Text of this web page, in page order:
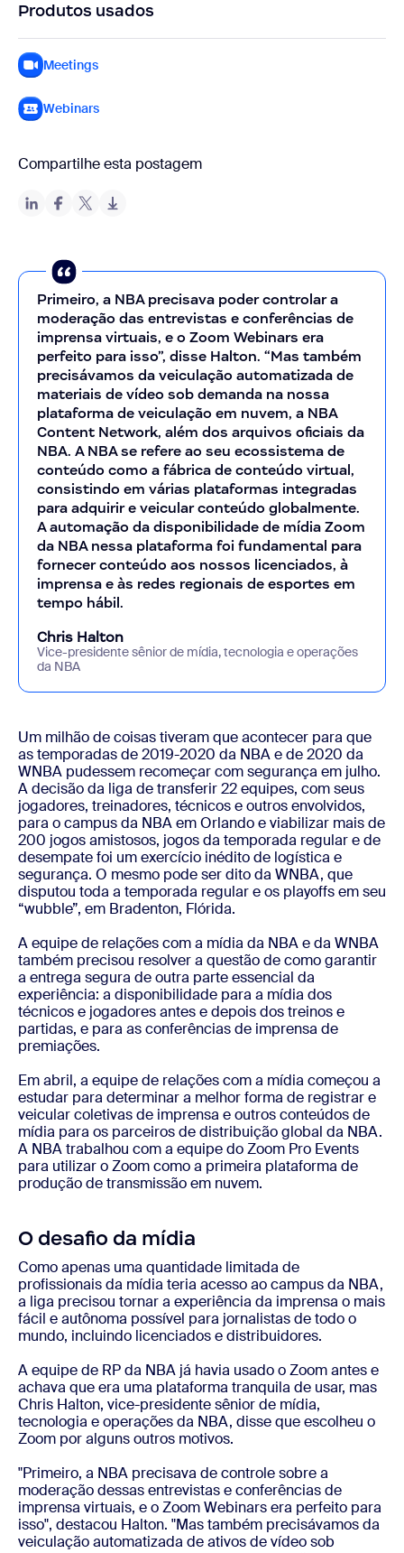
Produtos usados
Meetings
Webinars
Compartilhe esta postagem
Primeiro, a NBA precisava poder controlar a
moderação das entrevistas e conferências de
imprensa virtuais, e o Zoom Webinars era
perfeito para isso”, disse Halton. “Mas também
precisávamos da veiculação automatizada de
materiais de vídeo sob demanda na nossa
plataforma de veiculação em nuvem, a NBA
Content Network, além dos arquivos oficiais da
NBA. A NBA se refere ao seu ecossistema de
conteúdo como a fábrica de conteúdo virtual,
consistindo em várias plataformas integradas
para adquirir e veicular conteúdo globalmente.
A automação da disponibilidade de mídia Zoom
da NBA nessa plataforma foi fundamental para
fornecer conteúdo aos nossos licenciados, à
imprensa e às redes regionais de esportes em
tempo hábil.
Chris Halton
Vice-presidente sênior de mídia, tecnologia e operações
da NBA
Um milhão de coisas tiveram que acontecer para que
as temporadas de 2019-2020 da NBA e de 2020 da
WNBA pudessem recomeçar com segurança em julho.
A decisão da liga de transferir 22 equipes, com seus
jogadores, treinadores, técnicos e outros envolvidos,
para o campus da NBA em Orlando e viabilizar mais de
200 jogos amistosos, jogos da temporada regular e de
desempate foi um exercício inédito de logística e
segurança. O mesmo pode ser dito da WNBA, que
disputou toda a temporada regular e os playoffs em seu
“wubble”, em Bradenton, Flórida.
A equipe de relações com a mídia da NBA e da WNBA
também precisou resolver a questão de como garantir
a entrega segura de outra parte essencial da
experiência: a disponibilidade para a mídia dos
técnicos e jogadores antes e depois dos treinos e
partidas, e para as conferências de imprensa de
premiações.
Em abril, a equipe de relações com a mídia começou a
estudar para determinar a melhor forma de registrar e
veicular coletivas de imprensa e outros conteúdos de
mídia para os parceiros de distribuição global da NBA.
A NBA trabalhou com a equipe do Zoom Pro Events
para utilizar o Zoom como a primeira plataforma de
produção de transmissão em nuvem.
O desafio da mídia
Como apenas uma quantidade limitada de
profissionais da mídia teria acesso ao campus da NBA,
a liga precisou tornar a experiência da imprensa o mais
fácil e autônoma possível para jornalistas de todo o
mundo, incluindo licenciados e distribuidores.
A equipe de RP da NBA já havia usado o Zoom antes e
achava que era uma plataforma tranquila de usar, mas
Chris Halton, vice-presidente sênior de mídia,
tecnologia e operações da NBA, disse que escolheu o
Zoom por alguns outros motivos.
"Primeiro, a NBA precisava de controle sobre a
moderação dessas entrevistas e conferências de
imprensa virtuais, e o Zoom Webinars era perfeito para
isso", destacou Halton. "Mas também precisávamos da
veiculação automatizada de ativos de vídeo sob